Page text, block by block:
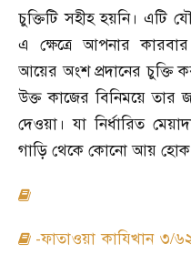
চুক্তিটি সহীহ হয়নি। এটি
এ ক্ষেত্রে আপনার
আয়ের অংশ প্রদানের চুক্তি
উক্ত কাজের বিনিময়ে তার
দেওয়া। যা নির্ধারিত
গাড়ি থেকে কোনো আয় হোক
-ফাতাওয়া কাযিখান